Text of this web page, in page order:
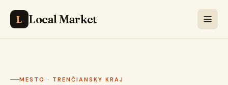
L Local Market
MESTO · TRENČIANSKY KRAJ